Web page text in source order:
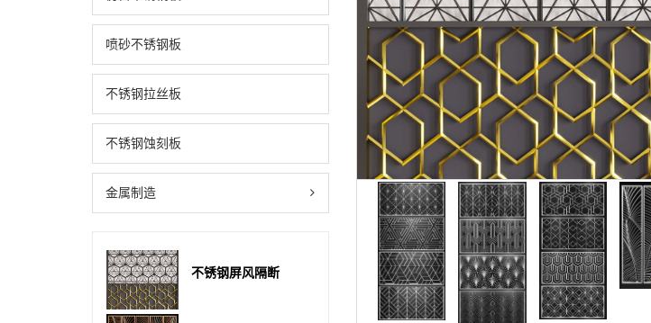
喷砂不锈钢板
不锈钢拉丝板
不锈钢蚀刻板
金属制造
不锈钢屏风隔断